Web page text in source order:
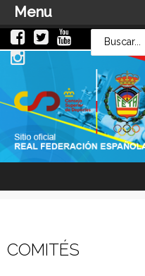
COMITÉS
LOG INOR
Contraseña
Recuérdeme
Menu